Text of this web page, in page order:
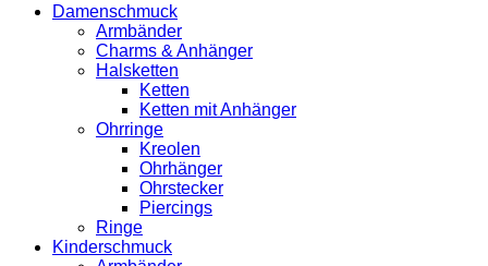
Damenschmuck
Armbänder
Charms & Anhänger
Halsketten
Ketten
Ketten mit Anhänger
Ohrringe
Kreolen
Ohrhänger
Ohrstecker
Piercings
Ringe
Kinderschmuck